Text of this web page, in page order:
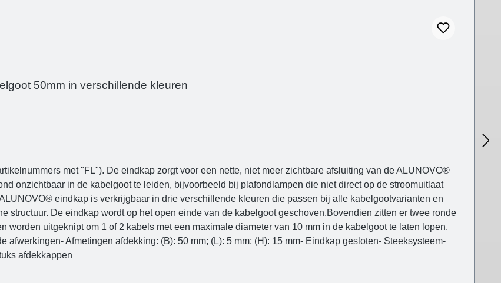
50mm in verschillende kleuren
met "FL"). De eindkap zorgt voor een nette, niet meer zichtbare afsluiting van de ALUNOVO®
onzichtbaar in de kabelgoot te leiden, bijvoorbeeld bij plafondlampen die niet direct op de stroomuitlaat
eindkap is verkrijgbaar in drie verschillende kleuren die passen bij alle kabelgootvarianten en
structuur. De eindkap wordt op het open einde van de kabelgoot geschoven.Bovendien zitten er twee ronde
worden uitgeknipt om 1 of 2 kabels met een maximale diameter van 10 mm in de kabelgoot te laten lopen.
afwerkingen- Afmetingen afdekking: (B): 50 mm; (L): 5 mm; (H): 15 mm- Eindkap gesloten- Steeksysteem-
afdekkappen